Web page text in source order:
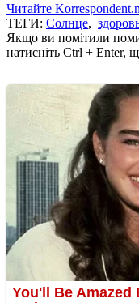
Читайте
ТЕГИ: Солнце,
Якщо ви помітили
натисніть Ctrl + Enter,